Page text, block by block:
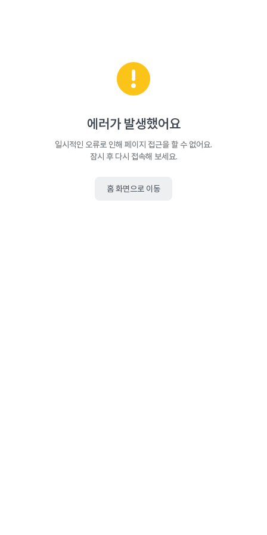
에러가 발생했어요
일시적인 오류로 인해 페이지 접근을 할 수 없어요.
잠시 후 다시 접속해 보세요.
홈 화면으로 이동